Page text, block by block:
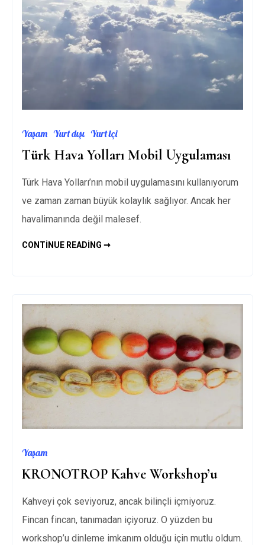
Yaşam Yurt dışı Yurt içi
Türk Hava Yolları Mobil Uygulaması
Türk Hava Yolları’nın mobil uygulamasını kullanıyorum
ve zaman zaman büyük kolaylık sağlıyor. Ancak her
havalimanında değil malesef.
CONTINUE READING ➞TÜRK
Yaşam
KRONOTROP Kahve Workshop’u
Kahveyi çok seviyoruz, ancak bilinçli içmiyoruz.
Fincan fincan, tanımadan içiyoruz. O yüzden bu
workshop’u dinleme imkanım olduğu için mutlu oldum.